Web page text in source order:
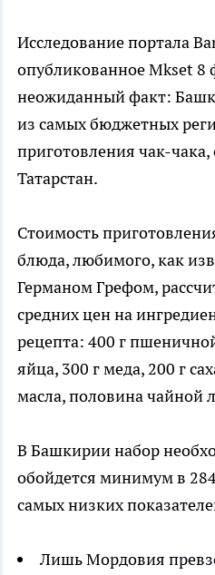
Исследование портала
опубликованное Mkset 8
неожиданный факт:
из самых бюджетных
приготовления чак-
Татарстан.
Стоимость
блюда, любимого, как
Германом Грефом,
средних цен на
рецепта: 400 г
яйца, 300 г меда, 200 г
масла, половина чайной
В Башкирии набор
обойдется минимум в
самых низких
Лишь Мордовия